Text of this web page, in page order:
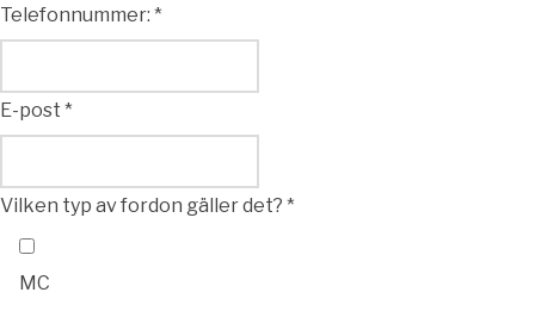
Telefonnummer: *
E-post *
Vilken typ av fordon gäller det? *
MC